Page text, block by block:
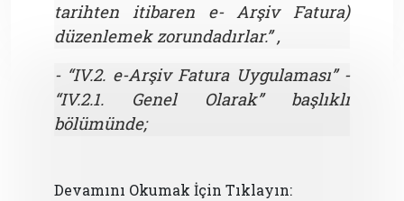
tarihten itibaren e- Arşiv Fatura)
düzenlemek zorundadırlar.” ,
- “IV.2. e-Arşiv Fatura Uygulaması” -
“IV.2.1. Genel Olarak” başlıklı
bölümünde;
Devamını Okumak İçin Tıklayın: